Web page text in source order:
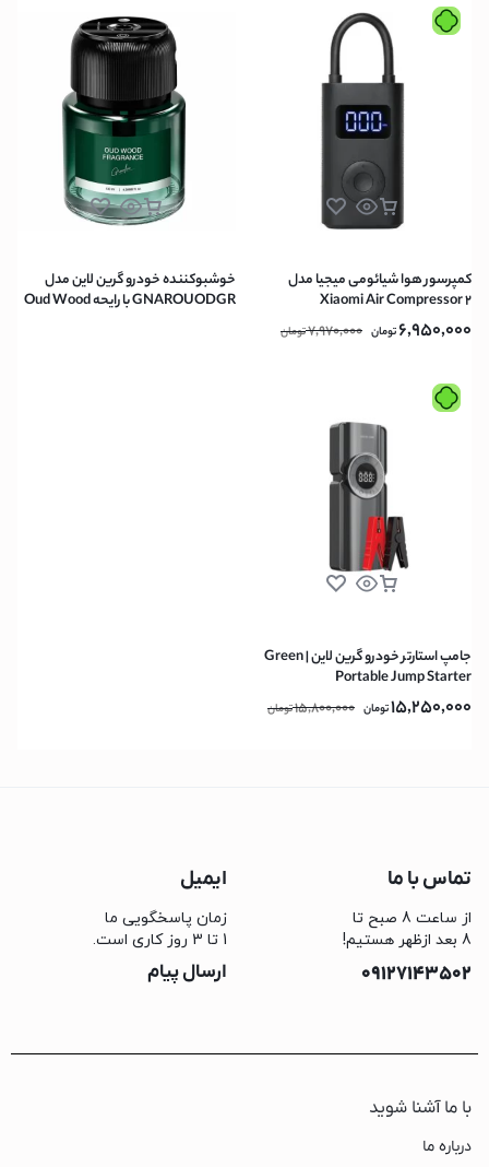
کمپرسور هوا شیائومی میجیا مدل
Xiaomi Air Compressor 2
MJCQB07QW
6,950,000تومان 7,970,000تومان
خوشبوکننده خودرو گرین لاین مدل
GNAROUODGR با رایحه Oud Wood
جامپ استارتر خودرو گرین لاین | Green
Portable Jump Starter
15,250,000تومان 15,800,000تومان
تماس با ما
از ساعت 8 صبح تا
8 بعد ازظهر هستیم!
09127143502
ایمیل
زمان پاسخگویی ما
1 تا 3 روز کاری است.
ارسال پیام
با ما آشنا شوید
درباره ما